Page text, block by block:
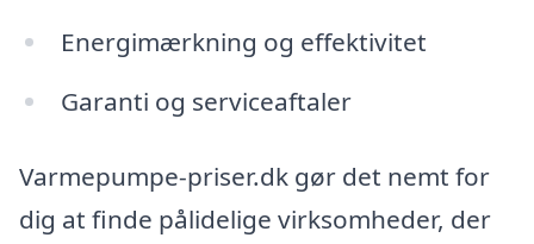
Energimærkning og effektivitet
Garanti og serviceaftaler
Varmepumpe-priser.dk gør det nemt for
dig at finde pålidelige virksomheder, der